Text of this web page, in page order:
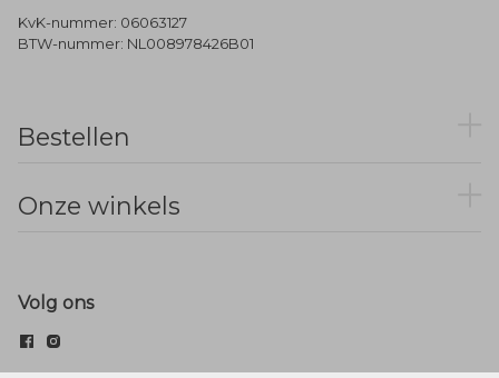
KvK-nummer: 06063127
BTW-nummer: NL008978426B01
Bestellen
Onze winkels
Volg ons